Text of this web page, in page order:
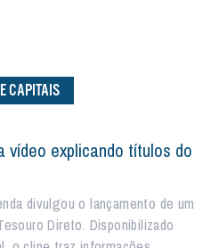
CAPITAIS
vídeo explicando títulos do
divulgou o lançamento de um
Direto. Disponibilizado